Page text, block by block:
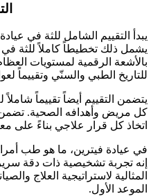
يبدأ التقييم الشامل للثة في
يشمل ذلك تخطيطاً كاملاً للثة
بالأشعة الرقمية لمستويات
للتاريخ الطبي والسنّي وتقييماً
يتضمن التقييم أيضاً تقييماً
كل مريض وأهدافه الصحية. تضمن
اتخاذ كل قرار علاجي بناءً على
في عيادة فيترين، ما هو طب
إنه تجربة تشخيصية ذات دقة
المثالية لاستراتيجية العلاج
الموعد الأول.